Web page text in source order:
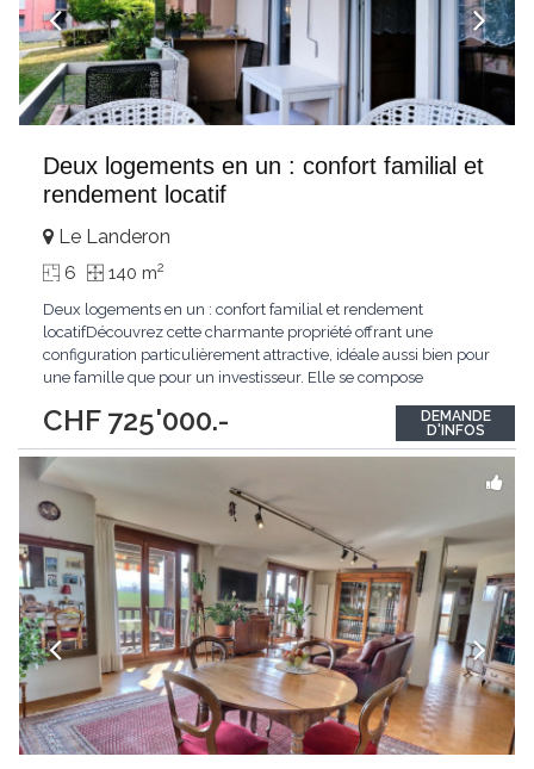
Deux logements en un : confort familial et
rendement locatif
CHF 725'000.-
Le Landeron
6 140 m2
Deux logements en un : confort familial et rendement
locatifDécouvrez cette charmante propriété offrant une
configuration particulièrement attractive, idéale aussi bien pour
une famille que pour un investisseur. Elle se compose
appartement de 2,5 pièces situé au rez-de-chaussée et un
appartement principal de 3,5 pièces occupant le premier
étage.Cette
DEMANDE
D'INFOS